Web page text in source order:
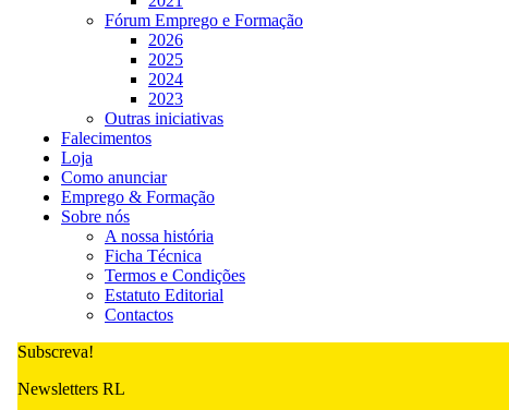
Fórum Emprego e Formação
2026
2025
2024
2023
Outras iniciativas
Falecimentos
Loja
Como anunciar
Emprego & Formação
Sobre nós
A nossa história
Ficha Técnica
Termos e Condições
Estatuto Editorial
Contactos
Subscreva!
Newsletters RL